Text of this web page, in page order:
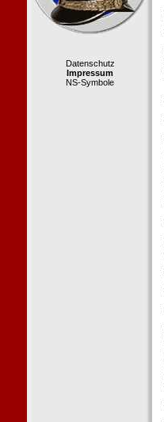
Datenschutz
Impressum
NS-Symbole